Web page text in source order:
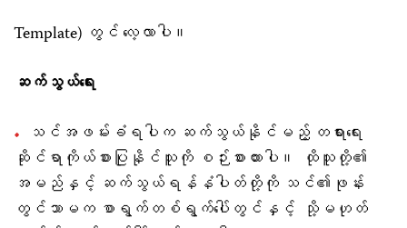
Template) တွင် လေ့လာပါ။
ဆက်သွယ်ရေး
သင်အဖမ်းခံရပါက ဆက်သွယ်နိုင်မည့် တရားရေး
ဆိုင်ရာကိုယ်စားပြုနိုင်သူကို စဉ်းစားထားပါ။ ထိုသူတို့၏
အမည်နှင့် ဆက်သွယ်ရန်နံပါတ်တို့ကို သင်၏ဖုန်း
တွင်သာမက စာရွက်တစ်ရွက်ပေါ်တွင နှင့် သို့မဟုတ်